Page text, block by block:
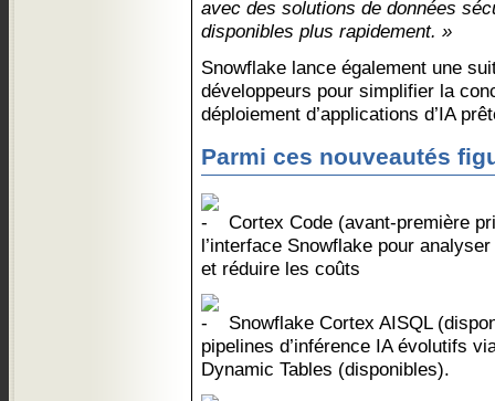
avec des solutions de données
disponibles plus rapidement. »
Snowflake lance également une
développeurs pour simplifier la
déploiement d’applications d’IA
Parmi ces nouveautés
Cortex Code (avant-première
l’interface Snowflake pour
et réduire les coûts
Snowflake Cortex AISQL
pipelines d’inférence IA évolutifs
Dynamic Tables (disponibles).